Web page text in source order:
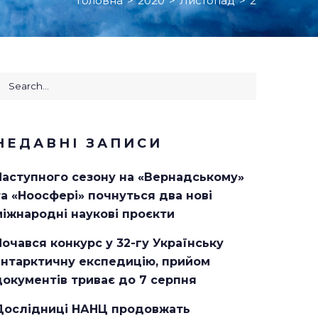
ЗАПИСИ
сезону на «Вернадському»
«Ноосфері» почнуться два нові
наукові проєкти
конкурс у 32-гу Українську
експедицію, прийом
триває до 7 серпня
НАНЦ продовжать